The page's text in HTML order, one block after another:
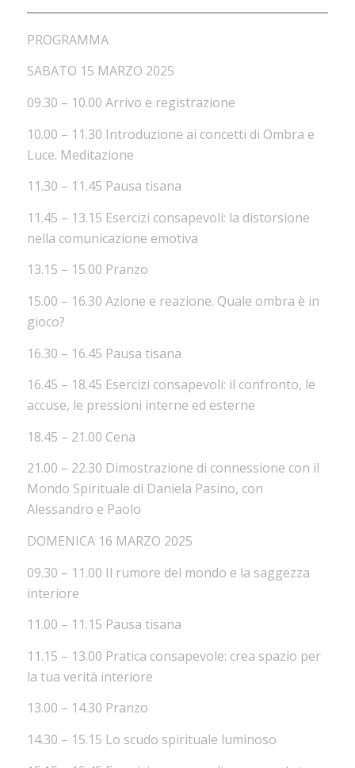
PROGRAMMA
SABATO 15 MARZO 2025
09.30 – 10.00 Arrivo e registrazione
10.00 – 11.30 Introduzione ai concetti di Ombra e
Luce. Meditazione
11.30 – 11.45 Pausa tisana
11.45 – 13.15 Esercizi consapevoli: la distorsione
nella comunicazione emotiva
13.15 – 15.00 Pranzo
15.00 – 16.30 Azione e reazione. Quale ombra è in
gioco?
16.30 – 16.45 Pausa tisana
16.45 – 18.45 Esercizi consapevoli: il confronto, le
accuse, le pressioni interne ed esterne
18.45 – 21.00 Cena
21.00 – 22.30 Dimostrazione di connessione con il
Mondo Spirituale di Daniela Pasino, con
Alessandro e Paolo
DOMENICA 16 MARZO 2025
09.30 – 11.00 Il rumore del mondo e la saggezza
interiore
11.00 – 11.15 Pausa tisana
11.15 – 13.00 Pratica consapevole: crea spazio per
la tua verità interiore
13.00 – 14.30 Pranzo
14.30 – 15.15 Lo scudo spirituale luminoso